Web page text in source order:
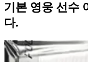
기본 영웅 선수
다.